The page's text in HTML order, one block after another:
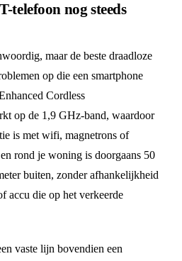
telefoon nog steeds
maar de beste draadloze
op die een smartphone
Cordless
op de 1,9 GHz-band, waardoor
is met wifi, magnetrons of
rond je woning is doorgaans 50
buiten, zonder afhankelijkheid
accu die op het verkeerde
vaste lijn bovendien een